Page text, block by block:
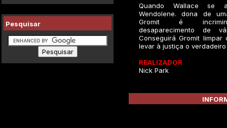
Pesquisar
Quando Wallace se
Wendolene. dona de
Gromit é
desaparecimento de
Conseguirá Gromit
levar à justiça o
REALIZADOR
Nick Park